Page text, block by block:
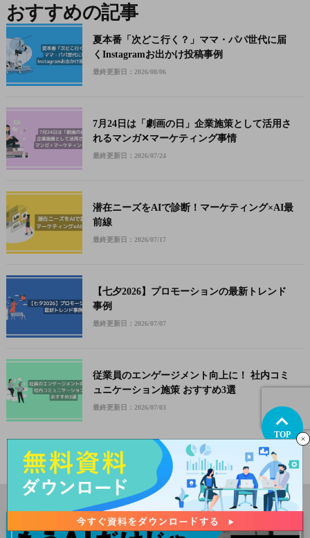
おすすめの記事
夏本番「次どこ行く？」ママ・パパ世代に届
くInstagramお出かけ投稿事例
最終更新日：2026/08/06
7月24日は「劇画の日」企業施策として活用さ
れるマンガ✕マーケティング事情
最終更新日：2026/07/24
潜在ニーズをAIで診断！マーケティング×AI最
前線
最終更新日：2026/07/17
【七夕2026】プロモーションの最新トレンド
事例
最終更新日：2026/07/07
従業員のエンゲージメント向上に！ 社内コミ
ュニケーション施策 おすすめ3選
最終更新日：2026/07/03
TOP